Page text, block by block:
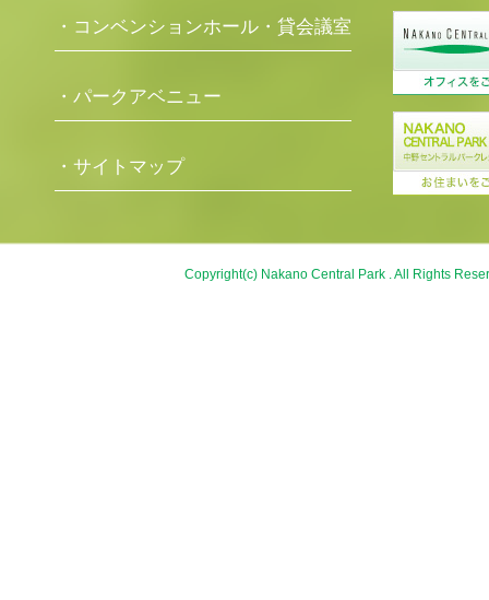
・コンベンションホール・貸会議室
・パークアベニュー
・サイトマップ
Copyright(c) Nakano Central Park . All Rights